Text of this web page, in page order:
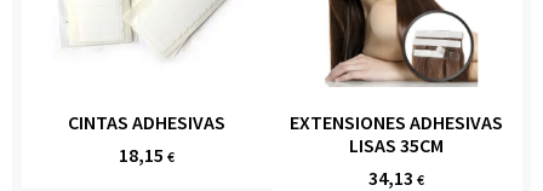
CINTAS ADHESIVAS
18,15 €
EXTENSIONES ADHESIVAS
LISAS 35CM
34,13€